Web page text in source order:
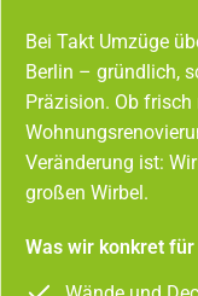
Bei Takt Umzüge
Berlin – gründlich,
Präzision. Ob frisch
Veränderung ist:
großen Wirbel.
Was wir konkret